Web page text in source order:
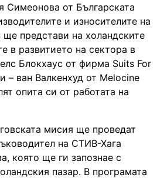
Симеонова от Българската
и износителите на
ще представи на холандските
в развитието на сектора в
Блокхаус от фирма Suits For
– ван Валкенхуд от Melocine
опита си от работата на
мисия ще проведат
на СТИВ-Хага
която ще ги запознае с
пазар. В програмата